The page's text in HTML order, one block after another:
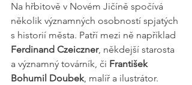
Na hřbitově v Novém Jičíně spočívá
několik významných osobností spjatých
s historií města. Patří mezi ně například
Ferdinand Czeiczner, někdejší starosta
a významný továrník, či František
Bohumil Doubek, malíř a ilustrátor.